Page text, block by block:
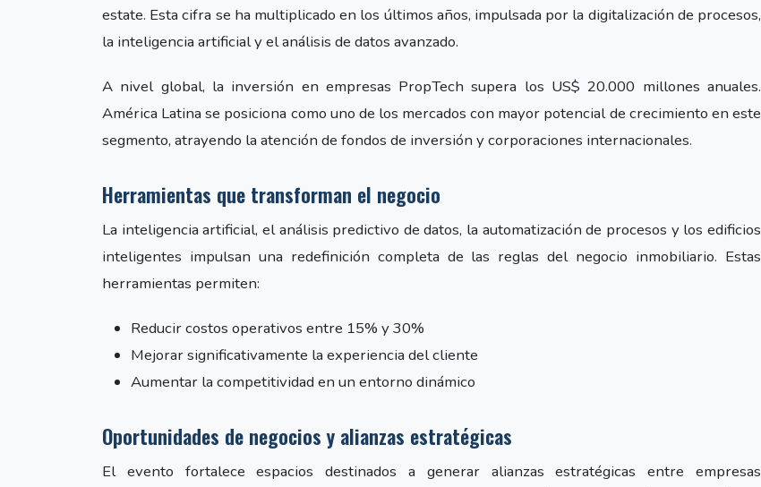
estate. Esta cifra se ha multiplicado en los últimos años, impulsada por la digitalización de procesos,
la inteligencia artificial y el análisis de datos avanzado.
A nivel global, la inversión en empresas PropTech supera los US$ 20.000 millones anuales.
América Latina se posiciona como uno de los mercados con mayor potencial de crecimiento en este
segmento, atrayendo la atención de fondos de inversión y corporaciones internacionales.
Herramientas que transforman el negocio
La inteligencia artificial, el análisis predictivo de datos, la automatización de procesos y los edificios
inteligentes impulsan una redefinición completa de las reglas del negocio inmobiliario. Estas
herramientas permiten:
Reducir costos operativos entre 15% y 30%
Mejorar significativamente la experiencia del cliente
Aumentar la competitividad en un entorno dinámico
Oportunidades de negocios y alianzas estratégicas
El evento fortalece espacios destinados a generar alianzas estratégicas entre empresas